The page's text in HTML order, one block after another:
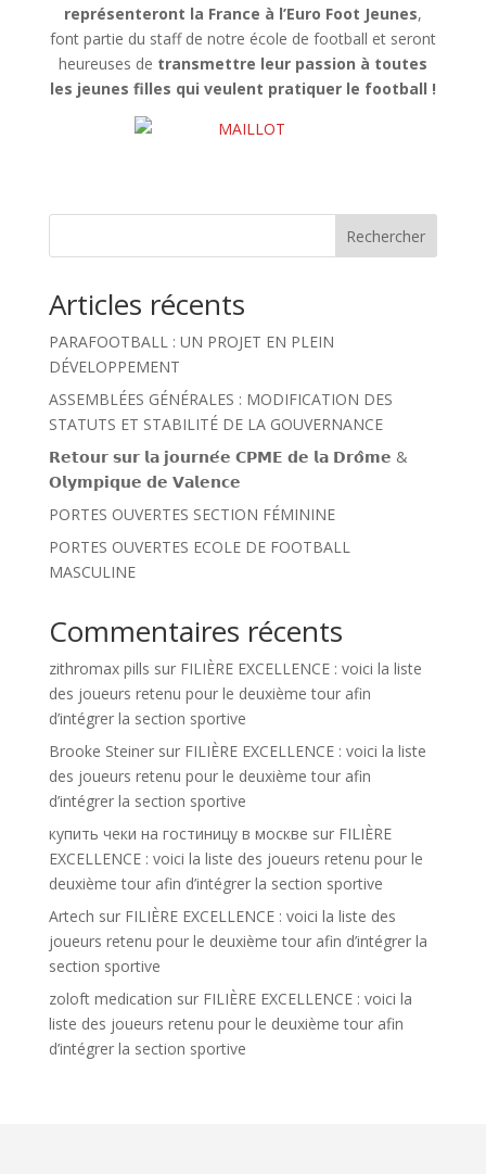
représenteront la France à l’Euro Foot Jeunes,
font partie du staff de notre école de football et seront
heureuses de transmettre leur passion à toutes
les jeunes filles qui veulent pratiquer le football !
Rechercher
Articles récents
PARAFOOTBALL : UN PROJET EN PLEIN
DÉVELOPPEMENT
ASSEMBLÉES GÉNÉRALES : MODIFICATION DES
STATUTS ET STABILITÉ DE LA GOUVERNANCE
𝗥𝗲𝘁𝗼𝘂𝗿 𝘀𝘂𝗿 𝗹𝗮 𝗷𝗼𝘂𝗿𝗻𝗲́𝗲 𝗖𝗣𝗠𝗘 𝗱𝗲 𝗹𝗮 𝗗𝗿𝗼̂𝗺𝗲 &
𝗢𝗹𝘆𝗺𝗽𝗶𝗾𝘂𝗲 𝗱𝗲 𝗩𝗮𝗹𝗲𝗻𝗰𝗲
PORTES OUVERTES SECTION FÉMININE
PORTES OUVERTES ECOLE DE FOOTBALL
MASCULINE
Commentaires récents
zithromax pills sur FILIÈRE EXCELLENCE : voici la liste
des joueurs retenu pour le deuxième tour afin
d’intégrer la section sportive
Brooke Steinersur FILIÈRE EXCELLENCE : voici la liste
des joueurs retenu pour le deuxième tour afin
d’intégrer la section sportive
купить чеки на гостиницу в москве sur FILIÈRE
EXCELLENCE : voici la liste des joueurs retenu pour le
deuxième tour afin d’intégrer la section sportive
Artech sur FILIÈRE EXCELLENCE : voici la liste des
joueurs retenu pour le deuxième tour afin d’intégrer la
section sportive
zoloft medication sur FILIÈRE EXCELLENCE : voici la
liste des joueurs retenu pour le deuxième tour afin
d’intégrer la section sportive